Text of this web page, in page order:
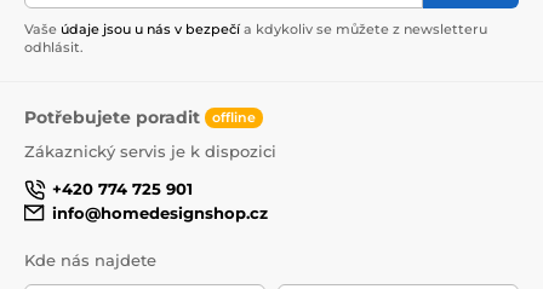
Vaše údaje jsou u nás v bezpečí a kdykoliv se můžete z newsletteru
odhlásit.
Potřebujete poradit offline
Zákaznický servis je k dispozici
+420 774 725 901
info@homedesignshop.cz
Kde nás najdete